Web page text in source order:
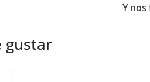
Y
gustar